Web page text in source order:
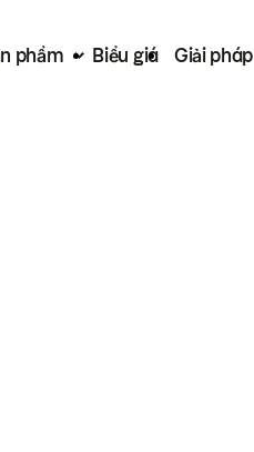
phẩm Biểu giá Giải pháp